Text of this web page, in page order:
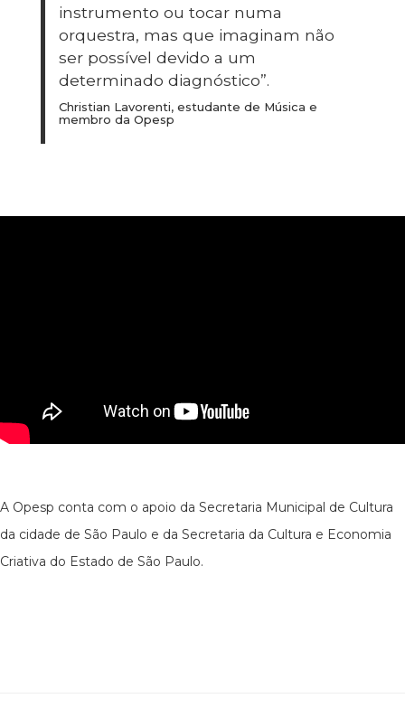
instrumento ou tocar numa
orquestra, mas que imaginam não
ser possível devido a um
determinado diagnóstico”.
Christian Lavorenti, estudante de Música e
membro da Opesp
A Opesp conta com o apoio da Secretaria Municipal de Cultura
da cidade de São Paulo e da Secretaria da Cultura e Economia
Criativa do Estado de São Paulo.